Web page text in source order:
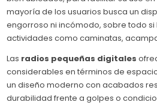
mayoría de los usuarios busca un
engorroso ni incómodo, sobre todo si
actividades como caminatas,
Las radios pequeñas digitales
considerables en términos de
un diseño moderno con acabados
durabilidad frente a golpes o